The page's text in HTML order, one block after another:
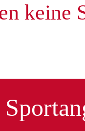
keine